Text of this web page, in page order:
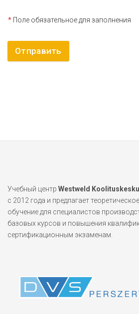
* Поле обязательное для заполнения
Отправить
Учебный центр Westweld
с 2012 года и предлагает
обучение для специалистов
базовых курсов и повышения
сертификационным экзаменам.